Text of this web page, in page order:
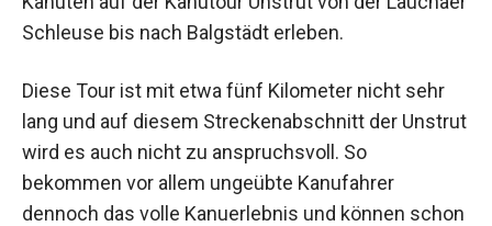
Schleuse bis nach Balgstädt erleben.
Diese Tour ist mit etwa fünf Kilometer nicht sehr
lang und auf diesem Streckenabschnitt der Unstrut
wird es auch nicht zu anspruchsvoll. So
bekommen vor allem ungeübte Kanufahrer
dennoch das volle Kanuerlebnis und können schon